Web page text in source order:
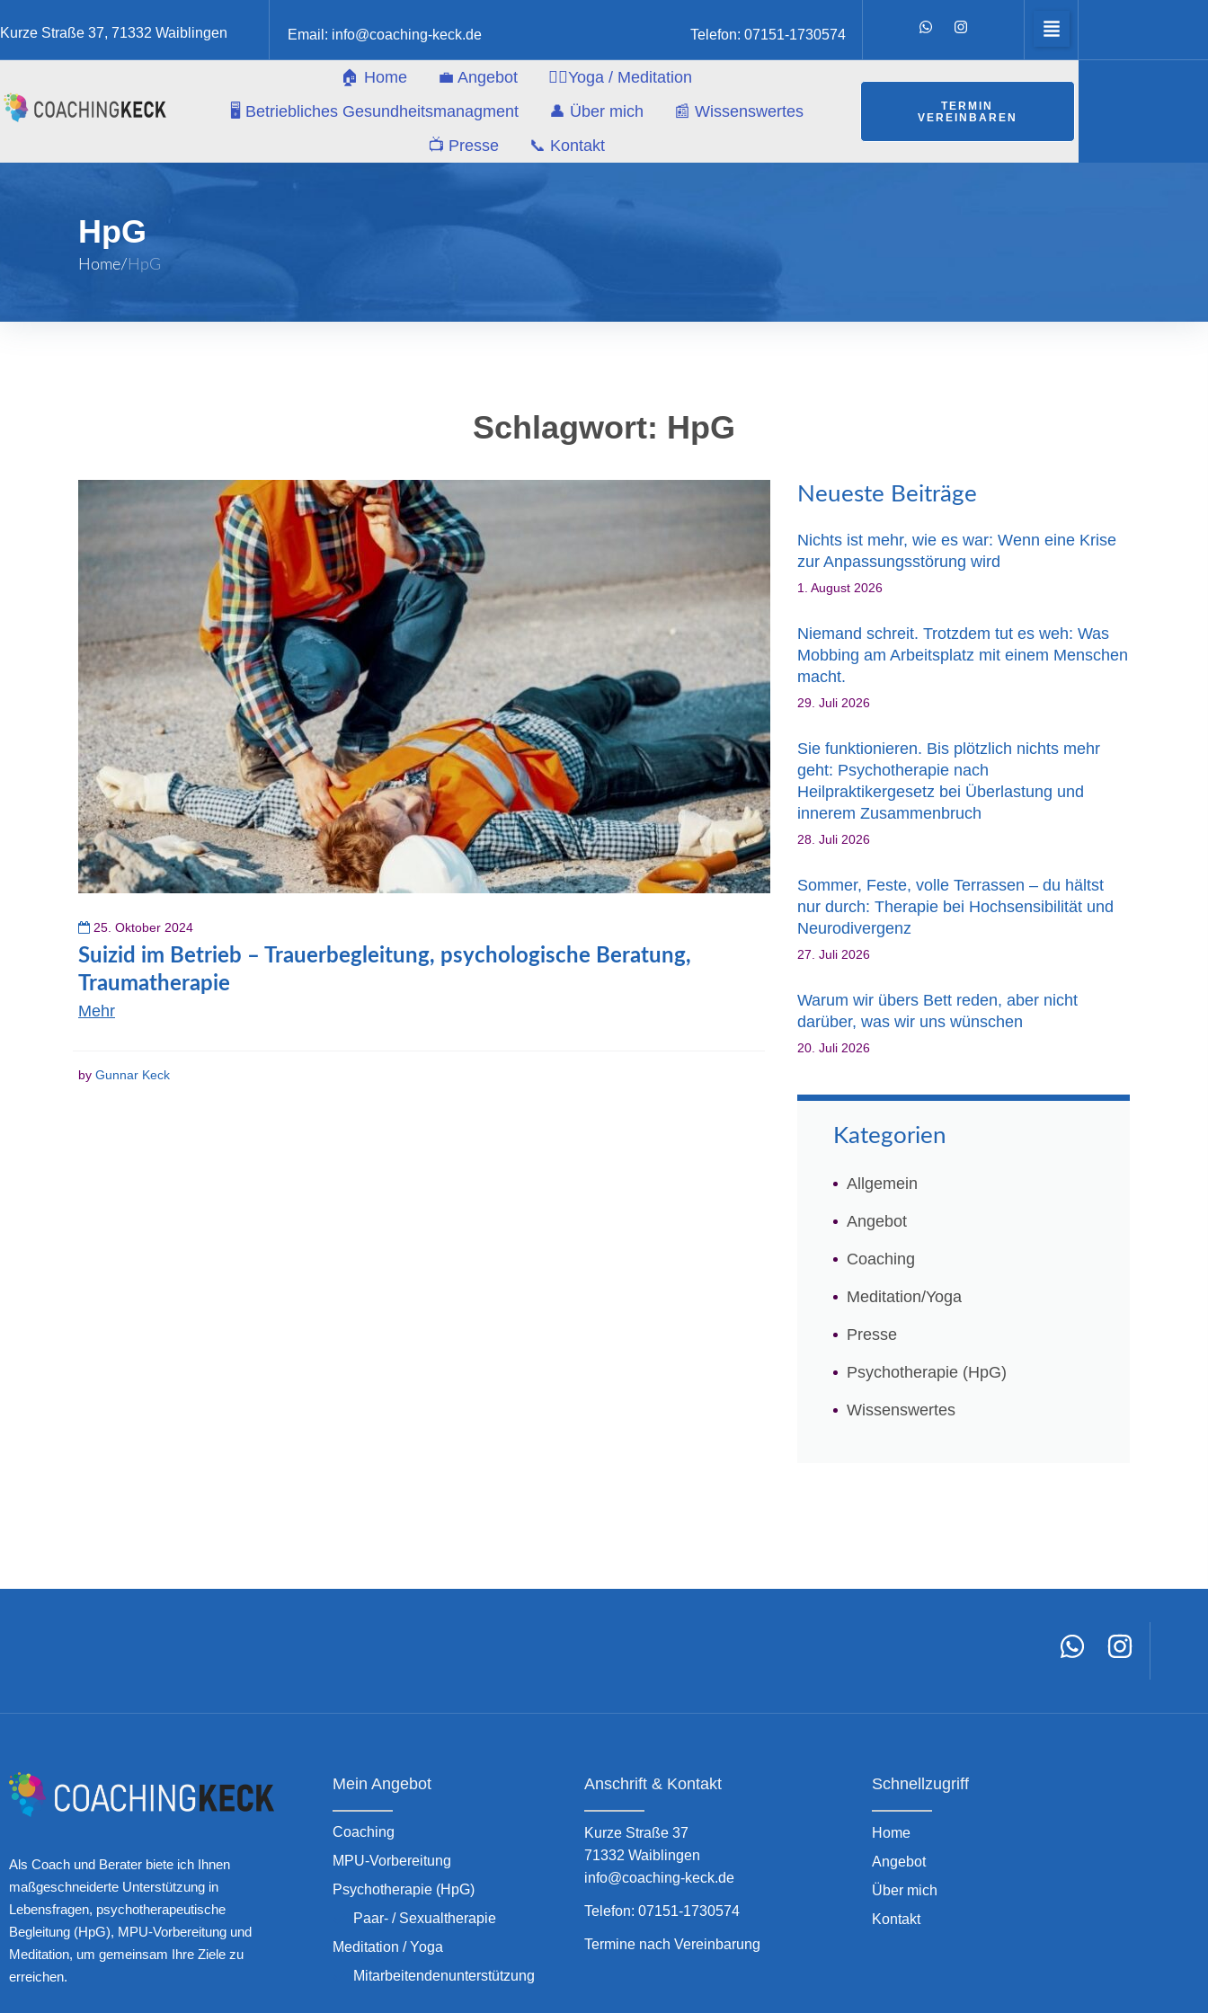
Kurze Straße 37, 71332 Waiblingen Email: info@coaching-keck.de Telefon: 07151-1730574
🏠 Home 💼 Angebot
🧘‍♀️Yoga / Meditation
🖥️ Betriebliches Gesundheitsmanagment
👤 Über mich
📰 Wissenswertes
📺 Presse
📞 Kontakt
TERMIN
VEREINBAREN
HpG
Home/ HpG
Schlagwort: HpG
25. Oktober 2024
Suizid im Betrieb – Trauerbegleitung, psychologische Beratung,
Traumatherapie
Mehr
by Gunnar Keck
Neueste Beiträge
Nichts ist mehr, wie es war: Wenn eine Krise
zur Anpassungsstörung wird
1. August 2026
Niemand schreit. Trotzdem tut es weh: Was
Mobbing am Arbeitsplatz mit einem Menschen
macht.
29. Juli 2026
Sie funktionieren. Bis plötzlich nichts mehr
geht: Psychotherapie nach
Heilpraktikergesetz bei Überlastung und
innerem Zusammenbruch
28. Juli 2026
Sommer, Feste, volle Terrassen – du hältst
nur durch: Therapie bei Hochsensibilität und
Neurodivergenz
27. Juli 2026
Warum wir übers Bett reden, aber nicht
darüber, was wir uns wünschen
20. Juli 2026
Kategorien
Allgemein
Angebot
Coaching
Meditation/Yoga
Presse
Psychotherapie (HpG)
Wissenswertes
Als Coach und Berater biete ich Ihnen
maßgeschneiderte Unterstützung in
Lebensfragen, psychotherapeutische
Begleitung (HpG), MPU-Vorbereitung und
Meditation, um gemeinsam Ihre Ziele zu
erreichen.
Mein Angebot
Coaching
MPU-Vorbereitung
Psychotherapie (HpG)
Paar- / Sexualtherapie
Meditation / Yoga
Mitarbeitendenunterstützung
Anschrift & Kontakt
Kurze Straße 37
71332 Waiblingen
info@coaching-keck.de
Telefon: 07151-1730574
Termine nach Vereinbarung
Schnellzugriff
Home
Angebot
Über mich
Kontakt
Angebot, zu Abläufen oder Hintergründen.